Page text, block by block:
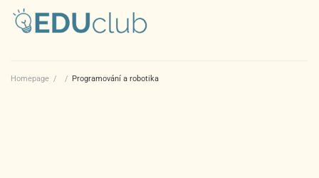
Homepage / / Programování a robotika